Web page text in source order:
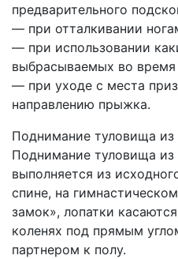
предварительного
— при отталкивании
— при использовании
выбрасываемых во
— при уходе с места
направлению прыжка.
Поднимание туловища
Поднимание туловища
выполняется из
спине, на
замок», лопатки
коленях под прямым
партнером к полу.